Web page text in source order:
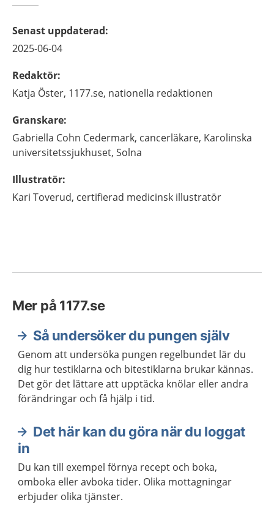
Senast uppdaterad:
2025-06-04
Redaktör:
Katja Öster, 1177.se, nationella redaktionen
Granskare:
Gabriella Cohn Cedermark, cancerläkare, Karolinska
universitetssjukhuset, Solna
Illustratör:
Kari Toverud, certifierad medicinsk illustratör
Mer på 1177.se
Så undersöker du pungen själv
Genom att undersöka pungen regelbundet lär du
dig hur testiklarna och bitestiklarna brukar kännas.
Det gör det lättare att upptäcka knölar eller andra
förändringar och få hjälp i tid.
Det här kan du göra när du loggat
in
Du kan till exempel förnya recept och boka,
omboka eller avboka tider. Olika mottagningar
erbjuder olika tjänster.